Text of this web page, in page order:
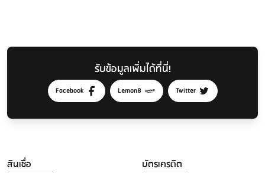
รับข้อมูลเพิ่มได้ที่นี่!
Facebook Lemon8 Twitter
สินเชื่อ บัตรเครดิต